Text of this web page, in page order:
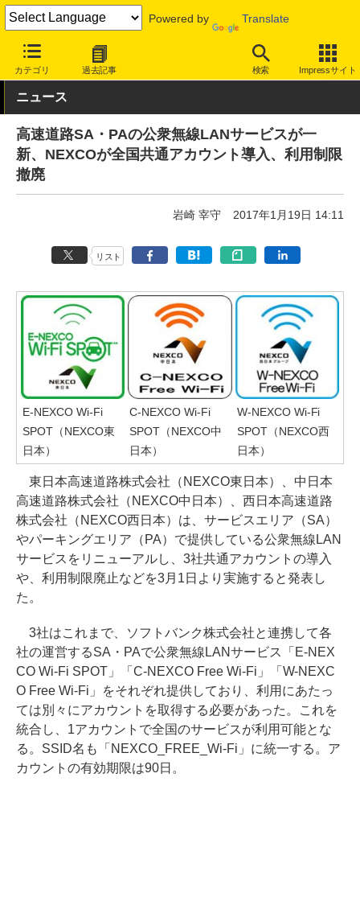
Powered by Translate
カテゴリ 過去記事 検索 Impressサイト
INTERNET Watch サービス/ソフト 公衆無線LAN
ニュース
高速道路SA・PAの公衆無線LANサービスが一
新、NEXCOが全国共通アカウント導入、利用制限
撤廃
岩崎 宰守 2017年1月19日 14:11
リスト
E-NEXCO Wi-Fi
SPOT（NEXCO東
日本）
C-NEXCO Wi-Fi
SPOT（NEXCO中
日本）
W-NEXCO Wi-Fi
SPOT（NEXCO西
日本）
東日本高速道路株式会社（NEXCO東日本）、中日本
高速道路株式会社（NEXCO中日本）、西日本高速道路
株式会社（NEXCO西日本）は、サービスエリア（SA）
やパーキングエリア（PA）で提供している公衆無線LAN
サービスをリニューアルし、3社共通アカウントの導入
や、利用制限廃止などを3月1日より実施すると発表し
た。
3社はこれまで、ソフトバンク株式会社と連携して各
社の運営するSA・PAで公衆無線LANサービス「E-NEX
CO Wi-Fi SPOT」「C-NEXCO Free Wi-Fi」「W-NEXC
O Free Wi-Fi」をそれぞれ提供しており、利用にあたっ
ては別々にアカウントを取得する必要があった。これを
統合し、1アカウントで全国のサービスが利用可能とな
る。SSID名も「NEXCO_FREE_Wi-Fi」に統一する。ア
カウントの有効期限は90日。